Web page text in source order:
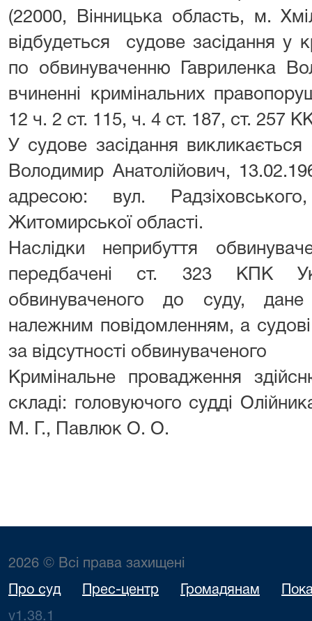
(22000, Вінницька область, м.
відбудеться судове засідання у
по обвинуваченню Гавриленка
вчиненні кримінальних
12 ч. 2 ст. 115, ч. 4 ст. 187, ст. 257
У судове засідання
Володимир Анатолійович,
адресою: вул.
Житомирської області.
Наслідки неприбуття
передбачені ст. 323 КПК
обвинуваченого до суду,
належним повідомленням, а
за відсутності обвинуваченого
Кримінальне провадження
складі: головуючого судді
М. Г., Павлюк О. О.
2026 © Всі права захищені
Про суд Прес-центр Громадянам
v1.38.1